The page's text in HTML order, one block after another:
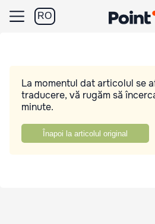
RO
La momentul dat articolul se
traducere, vă rugăm să
minute.
Înapoi la articolul original